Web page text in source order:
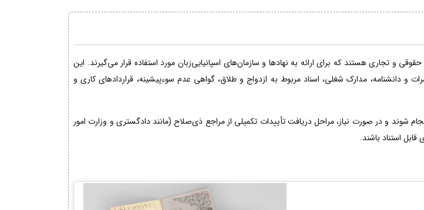
و تجاری هستند که برای ارائه به نهادها و سازمان‌های اسپانیایی‌زبان مورد استفاده قرار می‌گیرند. این
و دانشنامه، مدارک شغلی، اسناد مربوط به ازدواج و طلاق، گواهی عدم سوءپیشینه، قراردادهای کاری و
و در صورت نیاز، مراحل دریافت تأییدات تکمیلی از مراجع ذی‌صلاح (مانند دادگستری و وزارت امور
استناد باشند.